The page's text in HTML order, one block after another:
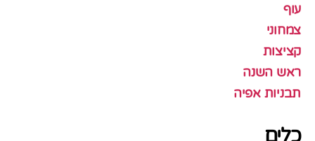
עוף
צמחוני
קציצות
ראש השנה
תבניות אפיה
כלים